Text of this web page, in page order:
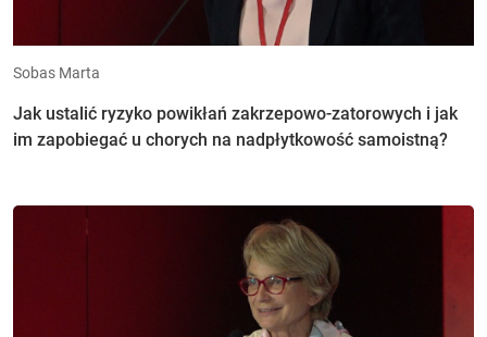
Sobas Marta
Jak ustalić ryzyko powikłań zakrzepowo-zatorowych i jak
im zapobiegać u chorych na nadpłytkowość samoistną?